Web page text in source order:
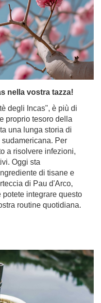
nella vostra tazza!
degli Incas", è più di
proprio tesoro della
una lunga storia di
Per
a risolvere infezioni,
Oggi sta
di tisane e
di Pau d'Arco,
integrare questo
routine quotidiana.